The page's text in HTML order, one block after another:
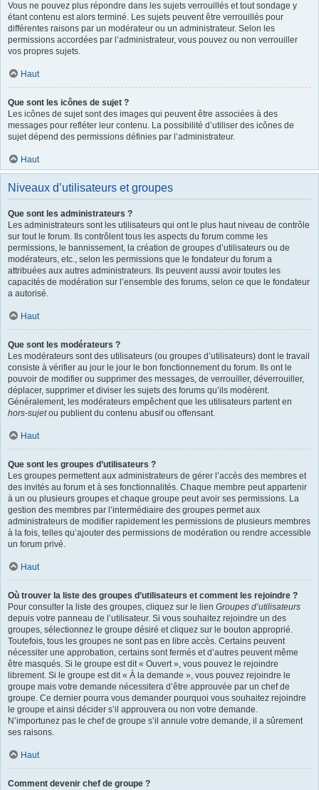
Vous ne pouvez plus répondre dans les sujets verrouillés et tout sondage y
étant contenu est alors terminé. Les sujets peuvent être verrouillés pour
différentes raisons par un modérateur ou un administrateur. Selon les
permissions accordées par l’administrateur, vous pouvez ou non verrouiller
vos propres sujets.
Haut
Que sont les icônes de sujet ?
Les icônes de sujet sont des images qui peuvent être associées à des
messages pour refléter leur contenu. La possibilité d’utiliser des icônes de
sujet dépend des permissions définies par l’administrateur.
Haut
Niveaux d’utilisateurs et groupes
Que sont les administrateurs ?
Les administrateurs sont les utilisateurs qui ont le plus haut niveau de contrôle
sur tout le forum. Ils contrôlent tous les aspects du forum comme les
permissions, le bannissement, la création de groupes d’utilisateurs ou de
modérateurs, etc., selon les permissions que le fondateur du forum a
attribuées aux autres administrateurs. Ils peuvent aussi avoir toutes les
capacités de modération sur l’ensemble des forums, selon ce que le fondateur
a autorisé.
Haut
Que sont les modérateurs ?
Les modérateurs sont des utilisateurs (ou groupes d’utilisateurs) dont le travail
consiste à vérifier au jour le jour le bon fonctionnement du forum. Ils ont le
pouvoir de modifier ou supprimer des messages, de verrouiller, déverrouiller,
déplacer, supprimer et diviser les sujets des forums qu’ils modèrent.
Généralement, les modérateurs empêchent que les utilisateurs partent en
hors-sujetou publient du contenu abusif ou offensant.
Haut
Que sont les groupes d’utilisateurs ?
Les groupes permettent aux administrateurs de gérer l’accès des membres et
des invités au forum et à ses fonctionnalités. Chaque membre peut appartenir
à un ou plusieurs groupes et chaque groupe peut avoir ses permissions. La
gestion des membres par l’intermédiaire des groupes permet aux
administrateurs de modifier rapidement les permissions de plusieurs membres
à la fois, telles qu’ajouter des permissions de modération ou rendre accessible
un forum privé.
Haut
Où trouver la liste des groupes d’utilisateurs et comment les rejoindre ?
Pour consulter la liste des groupes, cliquez sur le lien Groupes d’utilisateurs
depuis votre panneau de l’utilisateur. Si vous souhaitez rejoindre un des
groupes, sélectionnez le groupe désiré et cliquez sur le bouton approprié.
Toutefois, tous les groupes ne sont pas en libre accès. Certains peuvent
nécessiter une approbation, certains sont fermés et d’autres peuvent même
être masqués. Si le groupe est dit « Ouvert », vous pouvez le rejoindre
librement. Si le groupe est dit « À la demande », vous pouvez rejoindre le
groupe mais votre demande nécessitera d’être approuvée par un chef de
groupe. Ce dernier pourra vous demander pourquoi vous souhaitez rejoindre
le groupe et ainsi décider s’il approuvera ou non votre demande.
N’importunez pas le chef de groupe s’il annule votre demande, il a sûrement
ses raisons.
Haut
Comment devenir chef de groupe ?